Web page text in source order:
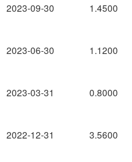
2023-09-30
2023-06-30
2023-03-31
2022-12-31
1.4500
1.1200
0.8000
3.5600